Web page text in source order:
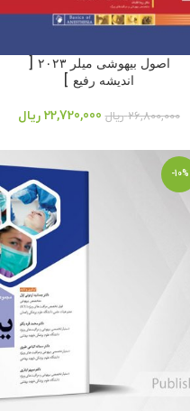
اصول بیهوشی میلر ۲۰۲۳ [
اندیشه رفیع ]
26,800,000 ریال 22,720,000 ریال
-10%